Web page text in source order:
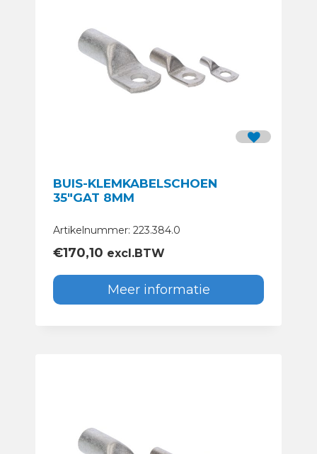
BUIS-KLEMKABELSCHOEN
35″GAT 8MM
Artikelnummer: 223.384.0
€170,10 excl.BTW
Meer informatie